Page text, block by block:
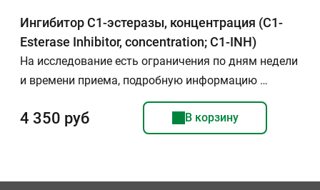
Ингибитор С1-эстеразы, концентрация (C1-
Esterase Inhibitor, concentration; С1-INH)
На исследование есть ограничения по дням недели
и времени приема, подробную информацию …
4 350 руб В корзину